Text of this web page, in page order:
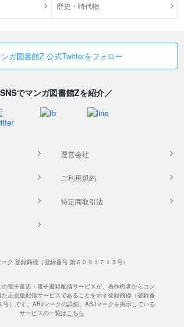
歴史・時代物
ガ図書館Z 公式Twitterをフォロー
でマンガ図書館Zを紹介／
運営会社
ご利用規約
特定商取引法
の電子書店・電子書籍配信サービスが、著作権者からコン
正規版配信サービスであることを示す登録商標（登録番
号）です。ABJマークの詳細、ABJマークを掲示している
サービスの一覧はこちら